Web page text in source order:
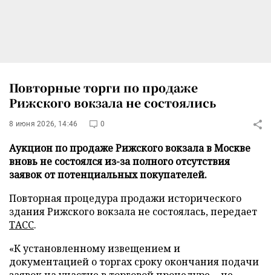
Повторные торги по продаже
Рижского вокзала не состоялись
8 июня 2026, 14:46 0
Аукцион по продаже Рижского вокзала в Москве
вновь не состоялся из-за полного отсутствия
заявок от потенциальных покупателей.
Повторная процедура продажи исторического
здания Рижского вокзала не состоялась, передает
ТАСС.
«К установленному извещением и
документацией о торгах сроку окончания подачи